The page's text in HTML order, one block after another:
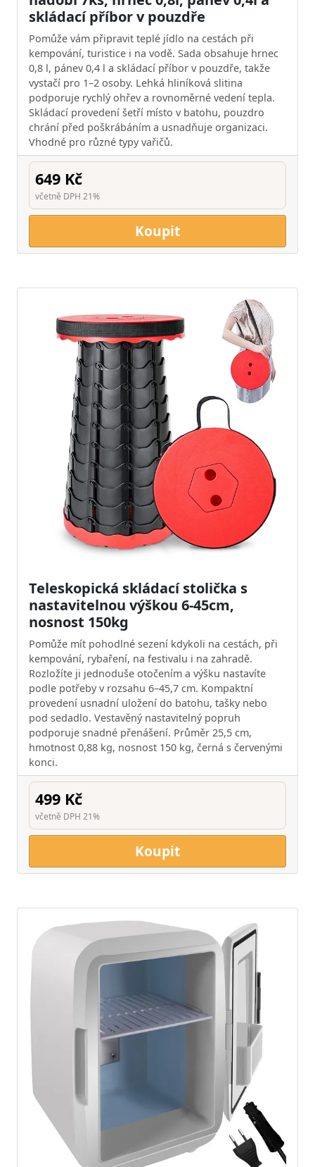
skládací příbor v pouzdře
Pomůže vám připravit teplé jídlo na cestách při
kempování, turistice i na vodě. Sada obsahuje hrnec
0,8 l, pánev 0,4 l a skládací příbor v pouzdře, takže
vystačí pro 1–2 osoby. Lehká hliníková slitina
podporuje rychlý ohřev a rovnoměrné vedení tepla.
Skládací provedení šetří místo v batohu, pouzdro
chrání před poškrábáním a usnadňuje organizaci.
Vhodné pro různé typy vařičů.
649 Kč
včetně DPH 21%
Koupit
Teleskopická skládací stolička s
nastavitelnou výškou 6-45cm,
nosnost 150kg
Pomůže mít pohodlné sezení kdykoli na cestách, při
kempování, rybaření, na festivalu i na zahradě.
Rozložíte ji jednoduše otočením a výšku nastavíte
podle potřeby v rozsahu 6–45,7 cm. Kompaktní
provedení usnadní uložení do batohu, tašky nebo
pod sedadlo. Vestavěný nastavitelný popruh
podporuje snadné přenášení. Průměr 25,5 cm,
hmotnost 0,88 kg, nosnost 150 kg, černá s červenými
konci.
499 Kč
včetně DPH 21%
Koupit